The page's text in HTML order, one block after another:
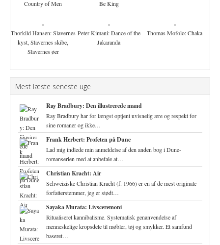
Country of Men Be King
Thorkild Hansen: Slavernes
kyst, Slavernes skibe,
Slavernes øer
Peter Kimani: Dance of the
Jakaranda
Thomas Mofolo: Chaka
Mest læste seneste uge
Ray Bradbury: Den illustrerede mand
Ray Bradbury har for længst optjent uvisnelig ære og respekt for
sine romaner og ikke…
Frank Herbert: Profeten på Dune
Lad mig indlede min anmeldelse af den anden bog i Dune-
romanserien med at anbefale at…
Christian Kracht: Air
Schweiziske Christian Kracht (f. 1966) er en af de mest originale
forfatterstemmer, jeg er stødt…
Sayaka Murata: Livsceremoni
Ritualiseret kannibalisme. Systematisk genanvendelse af
menneskelige kropsdele til møbler, tøj og smykker. Et samfund
baseret…